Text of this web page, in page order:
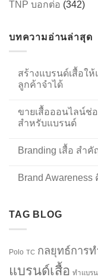
TNP บอกต่อ (342)
บทความอ่านล่าสุด
สร้างแบรนด์เสื้อใ
ลูกค้าจำได้
ขายเสื้อออนไลน์ช่
สำหรับแบรนด์
Branding เสื้อ สำ
Brand
TAG BLOG
Polo TC กลยุทธ์การ
แบรนด์เสื้อ ทำแบร